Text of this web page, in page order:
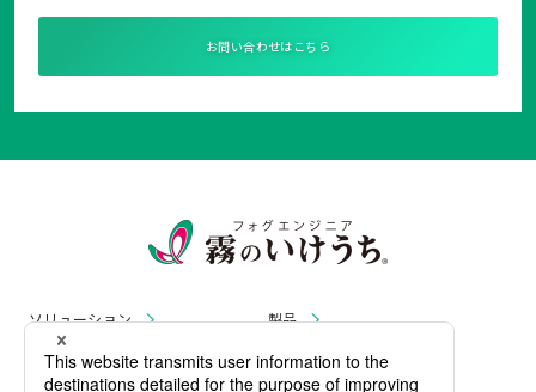
お問い合わせはこちら
ソリューション 製品
製品一覧 技術情報